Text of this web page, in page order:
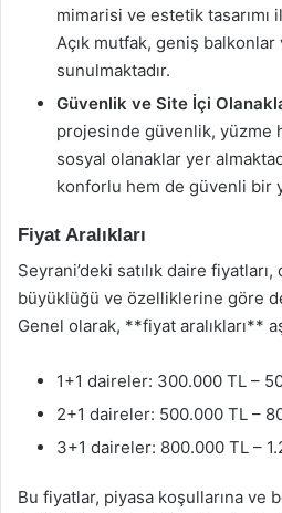
mimarisi ve estetik
Açık mutfak, geniş balkonlar
sunulmaktadır.
Güvenlik ve Site İçi
projesinde güvenlik, yüzme
sosyal olanaklar yer
konforlu hem de güvenli bir
Fiyat Aralıkları
Seyrani’deki satılık daire
büyüklüğü ve özelliklerine göre
Genel olarak, **fiyat aralıkları**
1+1 daireler: 300.000 TL –
2+1 daireler: 500.000 TL –
3+1 daireler: 800.000 TL –
Bu fiyatlar, piyasa koşullarına ve